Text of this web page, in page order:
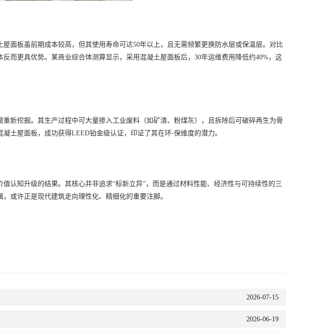
板虽前期成本较高，但其使用寿命可达50年以上，且无需频繁更换防水层或保温层。对比
而更具优势。某商业综合体测算显示，采用混凝土屋面板后，30年运维费用降低约40%，这
挖掘。其生产过程中可大量掺入工业废料（如矿渣、粉煤灰），且拆除后可破碎再生为骨
土屋面板，成功获得LEED铂金级认证，印证了其在环-保维度的潜力。
知升级的结果。其核心并非追求“标新立异”，而是通过材料性能、经济性与可持续性的三
或许正是现代建筑走向理性化、精细化的重要注脚。
2026-07-15
2026-06-19